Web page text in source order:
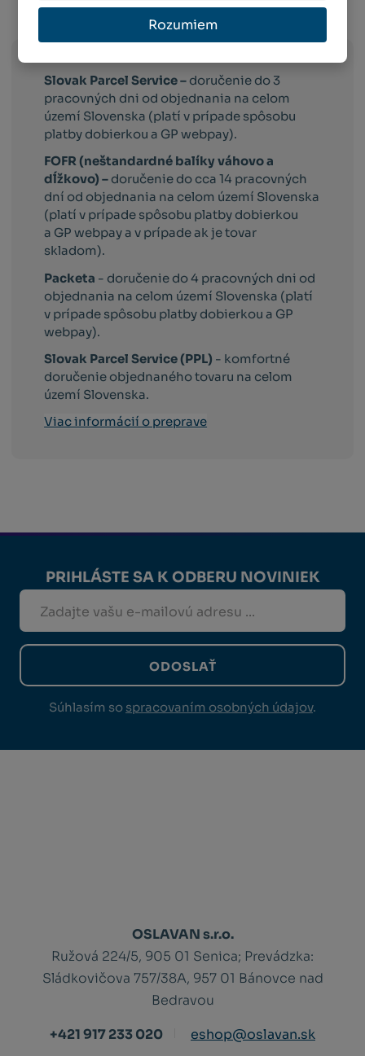
Rozumiem
Info o preprave:
Slovak Parcel Service – doručenie do 3
pracovných dni od objednania na celom
území Slovenska (platí v prípade spôsobu
platby dobierkou a GP webpay).
FOFR (neštandardné balíky váhovo a
dĺžkovo) – doručenie do cca 14 pracovných
dní od objednania na celom území Slovenska
(platí v prípade spôsobu platby dobierkou
a GP webpay a v prípade ak je tovar
skladom).
Packeta - doručenie do 4 pracovných dni od
objednania na celom území Slovenska (platí
v prípade spôsobu platby dobierkou a GP
webpay).
Slovak Parcel Service (PPL) - komfortné
doručenie objednaného tovaru na celom
území Slovenska.
Viac informácií o preprave
PRIHLÁSTE SA K ODBERU NOVINIEK
ODOSLAŤ
Súhlasím so spracovaním osobných údajov.
OSLAVAN s.r.o.
Ružová 224/5, 905 01 Senica; Prevádzka:
Sládkovičova 757/38A, 957 01 Bánovce nad
Bedravou
+421 917 233 020
eshop@oslavan.sk